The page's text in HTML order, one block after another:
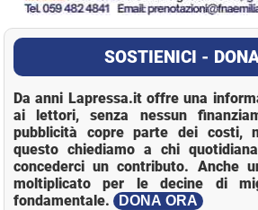
SOSTIENICI -
Da anni Lapressa.it offre una
ai lettori, senza nessun
pubblicità copre parte dei costi,
questo chiediamo a chi
concederci un contributo. Anche
moltiplicato per le decine di
fondamentale.
DONA ORA